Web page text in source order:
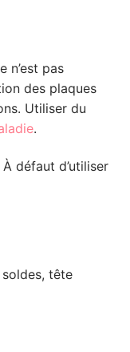
n’est pas
des plaques
Utiliser du
.
défaut d’utiliser
tête